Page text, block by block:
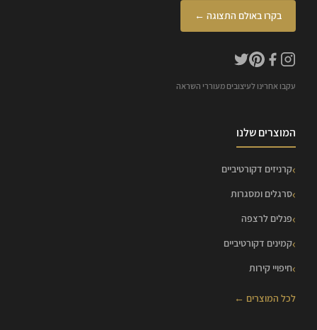
בקרו באולם התצוגה ←
עקבו אחרינו לעיצובים מעוררי השראה
המוצרים שלנו
קרניזים דקורטיביים
סרגלים ומסגרות
פנלים לרצפה
קמינים דקורטיביים
חיפויי קירות
לכל המוצרים ←